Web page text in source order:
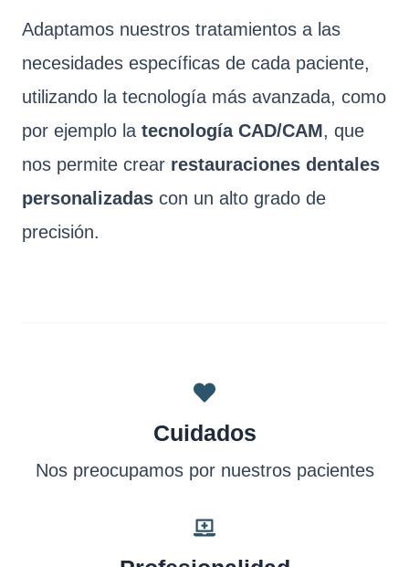
Adaptamos nuestros tratamientos a las
necesidades específicas de cada paciente,
utilizando la tecnología más avanzada, como
por ejemplo la tecnología CAD/CAM, que
nos permite crear restauraciones dentales
personalizadas con un alto grado de
precisión.
Cuidados
Nos preocupamos por nuestros pacientes